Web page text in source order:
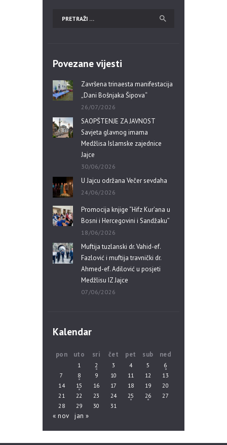
Povezane vijesti
Završena trinaesta manifestacija
„Dani Bošnjaka Šipova“
26/07/2026
SAOPŠTENJE ZA JAVNOST
Savjeta glavnog imama
Medžlisa Islamske zajednice
Jajce
30/06/2026
U Jajcu održana Večer sevdaha
24/06/2026
Promocija knjige “Hifz Kur’ana u
Bosni i Hercegovini i Sandžaku”
18/06/2026
Muftija tuzlanski dr. Vahid-ef.
Fazlović i muftija travnički dr.
Ahmed-ef. Adilović u posjeti
Medžlisu IZ Jajce
07/06/2026
Kalendar
pon uto sri čet pet sub ned
1 2 3 4 5
6
7
8 9 10 11 12
13
14
15 16 17 18 19
20
21
22 23 24 25 26
27
28
29 30 31
« nov jan »